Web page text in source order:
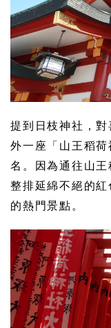
提到日枝神社，
外一座「山王稻
名。因為通往山
整排延綿不絕的
的熱門景點。